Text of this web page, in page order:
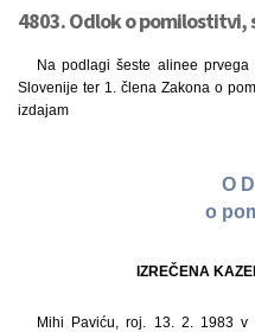
4803. Odlok o pomilostitvi,
Na podlagi šeste alinee
Slovenije ter 1. člena Zakona o
izdajam
O
o
IZREČENA
Mihi Paviću, roj. 13. 2. 1983